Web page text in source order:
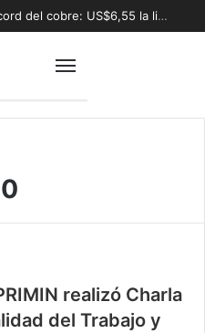
¡Cochilco informa nuevo récord del cobre: US$6,55 la libra!
realizó Charla
del Trabajo y